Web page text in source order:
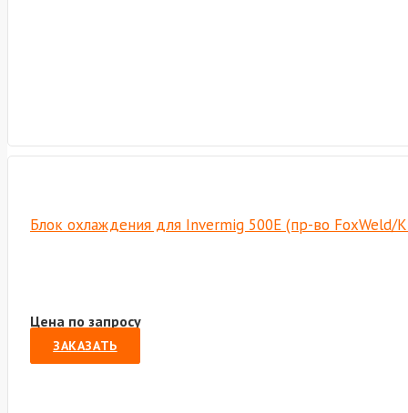
Блок охлаждения для Invermig 500E (пр-во FoxWeld/
Цена по запросу
ЗАКАЗАТЬ